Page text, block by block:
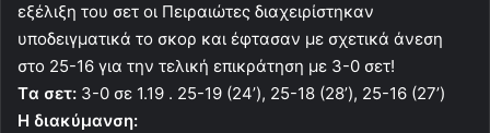
εξέλιξη του σετ οι Πειραιώτες διαχειρίστηκαν
υποδειγματικά το σκορ και έφτασαν με σχετικά άνεση
στο 25-16 για την τελική επικράτηση με 3-0 σετ!
Tα σετ: 3-0 σε 1.19 . 25-19 (24’), 25-18 (28’), 25-16 (27’)
Η διακύμανση: